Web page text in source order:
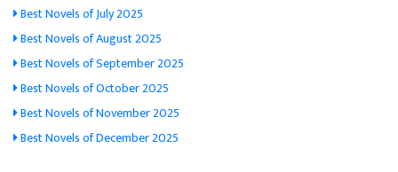
Best Novels of July 2025
Best Novels of August 2025
Best Novels of September 2025
Best Novels of October 2025
Best Novels of November 2025
Best Novels of December 2025